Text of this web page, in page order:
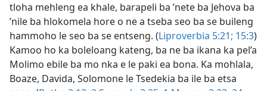
tloha mehleng ea khale, barapeli ba ’nete ba Jehova ba
’nile ba hlokomela hore o ne a tseba seo ba se buileng
hammoho le seo ba se entseng. (Liproverbia 5:21; 15:3)
Kamoo ho ka boleloang kateng, ba ne ba ikana ka pel’a
Molimo ebile ba mo nka e le paki ea bona. Ka mohlala,
Boaze, Davida, Solomone le Tsedekia ba ile ba etsa